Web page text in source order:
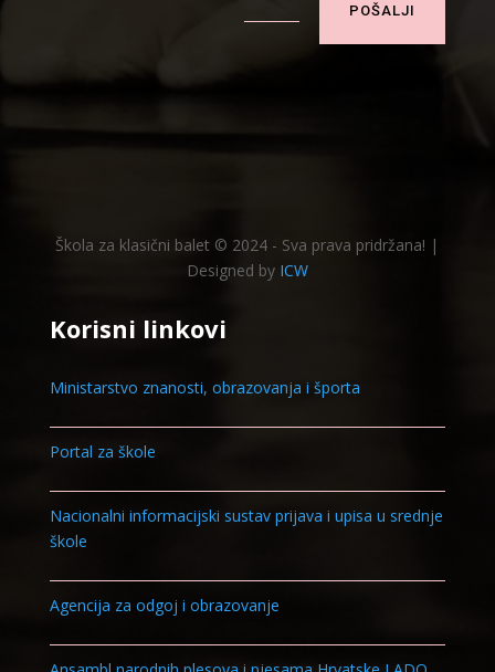
POŠALJI
Škola za klasični balet © 2024 - Sva prava pridržana! |
Designed by ICW
Korisni linkovi
Ministarstvo znanosti, obrazovanja i športa
Portal za škole
Nacionalni informacijski sustav prijava i upisa u srednje
škole
Agencija za odgoj i obrazovanje